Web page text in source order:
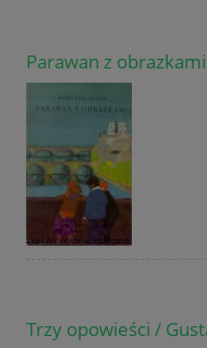
Parawan z
Trzy opowieści /